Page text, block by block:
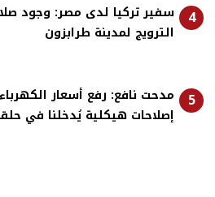
4
سفير تركيا لدى مصر: وجود
الترويج لمدينة طرابزون
5
مدحت نافع: رفع أسعار
إصلاحات هيكلية يُدخلنا في